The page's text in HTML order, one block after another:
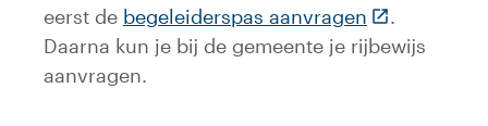
eerst de begeleiderspas aanvragen (Deze link
.
Daarna kun je bij de gemeente je rijbewijs
aanvragen.